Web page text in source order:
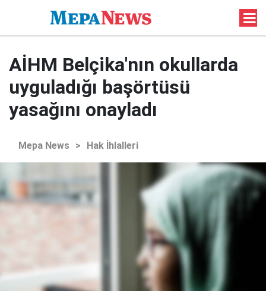
AİHM Belçika'nın okullarda
uyguladığı başörtüsü
yasağını onayladı
Mepa News > Hak İhlalleri